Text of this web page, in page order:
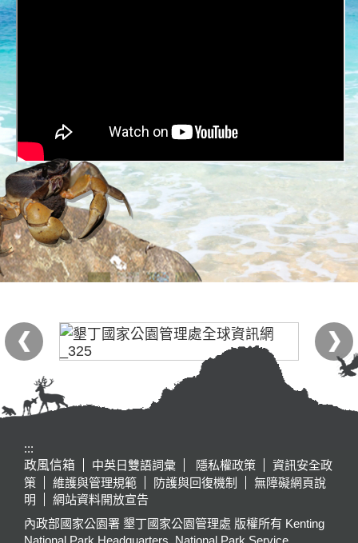
:::
政風信箱
中英日雙語詞彙 隱私權政策
資訊安全政
策
維護與管理規範 防護與回復機制
無障礙網頁說
明
網站資料開放宣告
內政部國家公園署 墾丁國家公園管理處 版權所有 Kenting
National Park Headquarters, National Park Service,